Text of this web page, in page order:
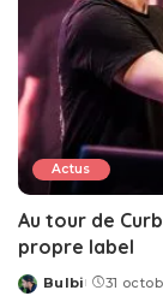
Actus
Au tour de
propre label
Posted
Bulbi 31